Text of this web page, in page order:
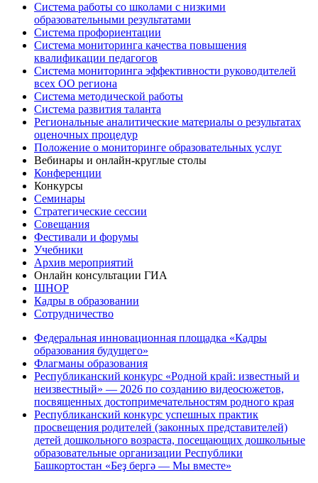
Система работы со школами с низкими
образовательными результатами
Система профориентации
Система мониторинга качества повышения
квалификации педагогов
Система мониторинга эффективности руководителей
всех ОО региона
Система методической работы
Система развития таланта
Региональные аналитические материалы о результатах
оценочных процедур
Положение о мониторинге образовательных услуг
Вебинары и онлайн-круглые столы
Конференции
Конкурсы
Семинары
Стратегические сессии
Совещания
Фестивали и форумы
Учебники
Архив мероприятий
Онлайн консультации ГИА
ШНОР
Кадры в образовании
Сотрудничество
Федеральная инновационная площадка «Кадры
образования будущего»
Флагманы образования
Республиканский конкурс «Родной край: известный и
неизвестный» — 2026 по созданию видеосюжетов,
посвященных достопримечательностям родного края
Республиканский конкурс успешных практик
просвещения родителей (законных представителей)
детей дошкольного возраста, посещающих дошкольные
образовательные организации Республики
Башкортостан «Беҙ бергә — Мы вместе»